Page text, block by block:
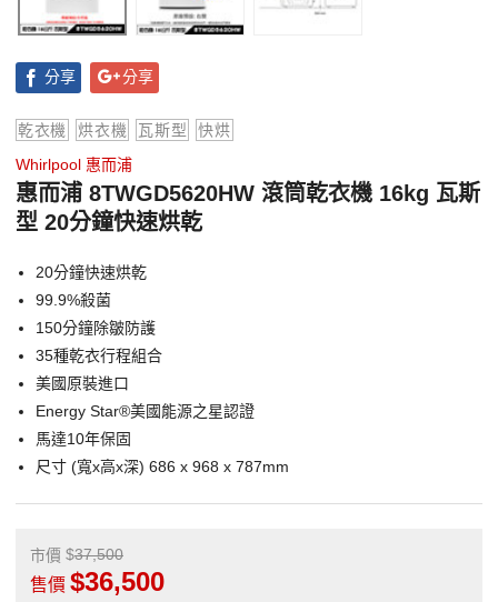
分享 分享
乾衣機 烘衣機 瓦斯型
快烘
Whirlpool 惠而浦
惠而浦 8TWGD5620HW 滾筒乾衣機 16kg 瓦斯
型 20分鐘快速烘乾
20分鐘快速烘乾
99.9%殺菌
150分鐘除皺防護
35種乾衣行程組合
美國原裝進口
Energy Star®美國能源之星認證
馬達10年保固
尺寸 (寬x高x深) 686 x 968 x 787mm
市價 37,500
售價 36,500